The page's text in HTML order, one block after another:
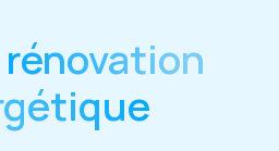
rénovation